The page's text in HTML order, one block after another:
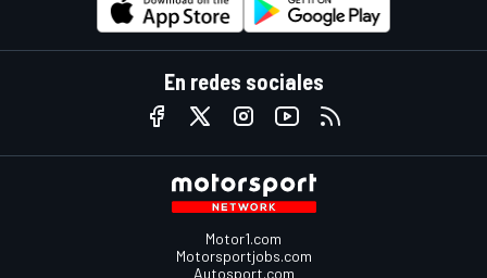
En redes sociales
Motor1.com
Motorsportjobs.com
Autosport.com